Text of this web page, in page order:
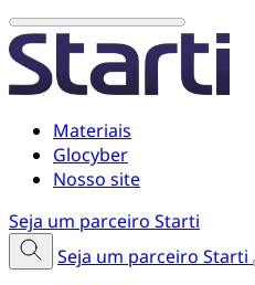
Materiais
Glocyber
Nosso site
Seja um parceiro Starti
Seja um parceiro Starti